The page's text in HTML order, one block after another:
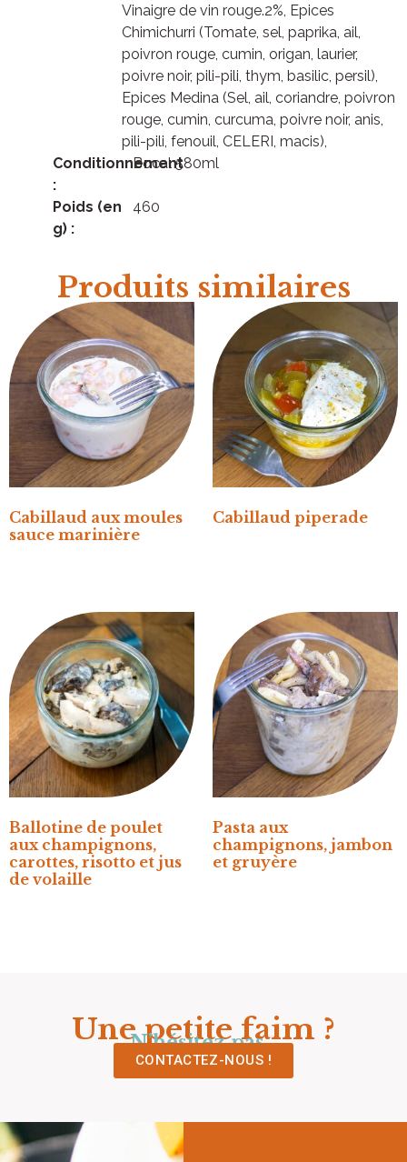
Vinaigre de vin rouge.2%, Epices
Chimichurri (Tomate, sel, paprika, ail,
poivron rouge, cumin, origan, laurier,
poivre noir, pili-pili, thym, basilic, persil),
Epices Medina (Sel, ail, coriandre, poivron
rouge, cumin, curcuma, poivre noir, anis,
pili-pili, fenouil, CELERI, macis),
Conditionnement
:
Bocal 580ml
Poids (en
g) :
460
Produits similaires
Cabillaud aux moules
sauce marinière
Cabillaud piperade
Ballotine de poulet
aux champignons,
carottes, risotto et jus
de volaille
Pasta aux
champignons, jambon
et gruyère
Une petite faim ?
N’hésitez pas…
CONTACTEZ-NOUS !